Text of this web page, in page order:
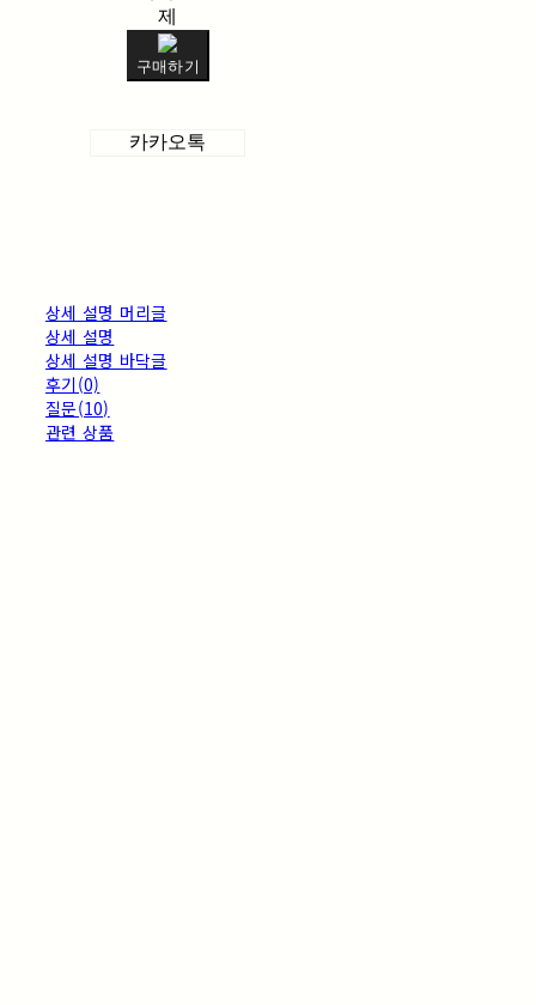
제
구매하기
카카오톡
상세 설명 머리글
상세 설명
상세 설명 바닥글
후기(0)
질문(10)
관련 상품